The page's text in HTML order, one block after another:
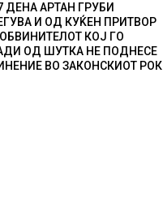
ДЕНА АРТАН ГРУБИ
И ОД КУЌЕН ПРИТВОР
КОЈ ГО
ОД ШУТКА НЕ ПОДНЕСЕ
ВО ЗАКОНСКИОТ РОК